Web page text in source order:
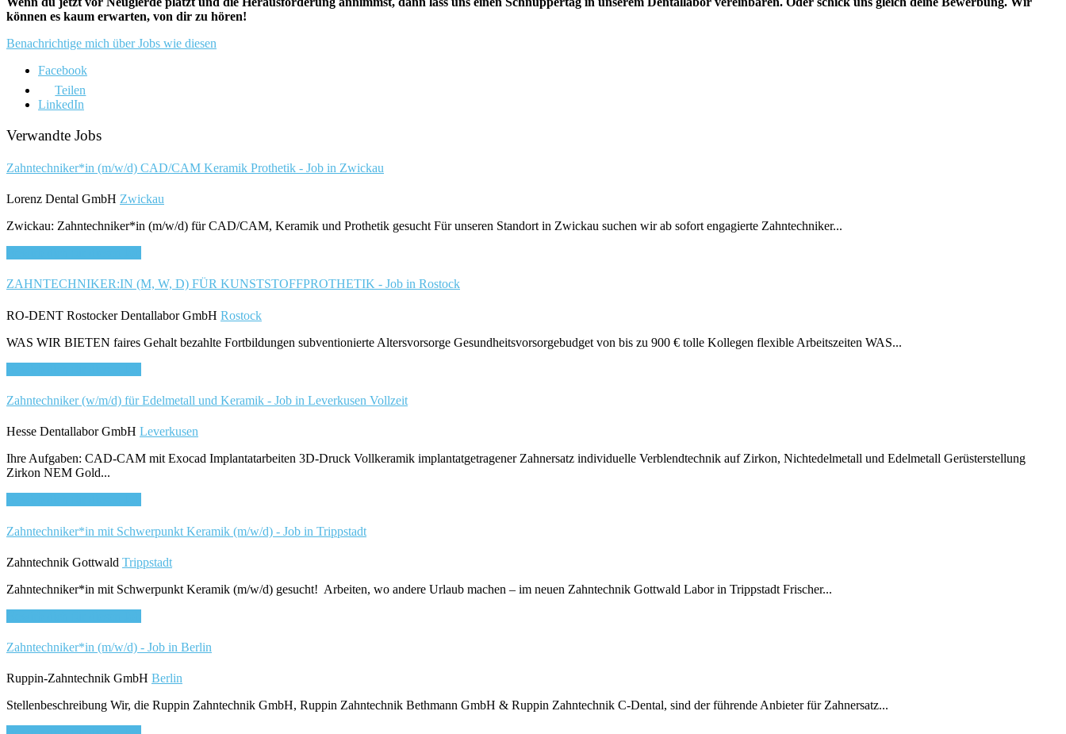
können es kaum erwarten, von dir zu hören!
Benachrichtige mich über Jobs wie diesen
Facebook
Teilen
LinkedIn
Verwandte Jobs
Zahntechniker*in (m/w/d) CAD/CAM Keramik Prothetik - Job in Zwickau
Lorenz Dental GmbH Zwickau
Zwickau: Zahntechniker*in (m/w/d) für CAD/CAM, Keramik und Prothetik gesucht Für unseren Standort in Zwickau suchen wir ab sofort engagierte Zahntechniker...
ZAHNTECHNIKER:IN (M, W, D) FÜR KUNSTSTOFFPROTHETIK - Job in Rostock
RO-DENT Rostocker Dentallabor GmbH Rostock
WAS WIR BIETEN faires Gehalt bezahlte Fortbildungen subventionierte Altersvorsorge Gesundheitsvorsorgebudget von bis zu 900 € tolle Kollegen flexible Arbeitszeiten WAS...
Zahntechniker (w/m/d) für Edelmetall und Keramik - Job in Leverkusen Vollzeit
Hesse Dentallabor GmbH Leverkusen
Ihre Aufgaben: CAD-CAM mit Exocad Implantatarbeiten 3D-Druck Vollkeramik implantatgetragener Zahnersatz individuelle Verblendtechnik auf Zirkon, Nichtedelmetall und Edelmetall Gerüsterstellung
Zirkon NEM Gold...
Zahntechniker*in mit Schwerpunkt Keramik (m/w/d) - Job in Trippstadt
Zahntechnik Gottwald Trippstadt
Zahntechniker*in mit Schwerpunkt Keramik (m/w/d) gesucht! Arbeiten, wo andere Urlaub machen – im neuen Zahntechnik Gottwald Labor in Trippstadt Frischer...
Zahntechniker*in (m/w/d) - Job in Berlin
Ruppin-Zahntechnik GmbH Berlin
Stellenbeschreibung Wir, die Ruppin Zahntechnik GmbH, Ruppin Zahntechnik Bethmann GmbH & Ruppin Zahntechnik C-Dental, sind der führende Anbieter für Zahnersatz...